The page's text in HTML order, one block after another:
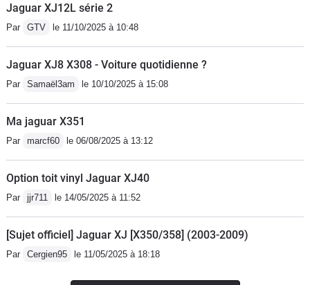
Jaguar XJ12L série 2
Par GTV le 11/10/2025 à 10:48
Jaguar XJ8 X308 - Voiture quotidienne ?
Par Samaël3am le 10/10/2025 à 15:08
Ma jaguar X351
Par marcf60 le 06/08/2025 à 13:12
Option toit vinyl Jaguar XJ40
Par jjr711 le 14/05/2025 à 11:52
[Sujet officiel] Jaguar XJ [X350/358] (2003-2009)
Par Cergien95 le 11/05/2025 à 18:18